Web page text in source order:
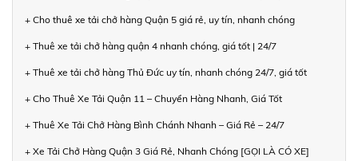
+ Cho thuê xe tải chở hàng Quận 5 giá rẻ, uy tín, nhanh chóng
+ Thuê xe tải chở hàng quận 4 nhanh chóng, giá tốt | 24/7
+ Thuê xe tải chở hàng Thủ Đức uy tín, nhanh chóng 24/7, giá tốt
+ Cho Thuê Xe Tải Quận 11 – Chuyển Hàng Nhanh, Giá Tốt
+ Thuê Xe Tải Chở Hàng Bình Chánh Nhanh – Giá Rẻ – 24/7
+ Xe Tải Chở Hàng Quận 3 Giá Rẻ, Nhanh Chóng [GỌI LÀ CÓ XE]